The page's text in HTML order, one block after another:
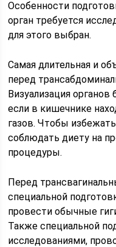
Особенности
орган требуется
для этого выбран.
Самая длительная и
перед
Визуализация
если в кишечнике
газов. Чтобы
соблюдать диету на
процедуры.
Перед
специальной
провести обычные
Также специальной
исследованиями,